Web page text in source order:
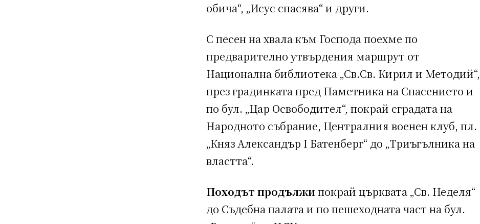
обича“, „Исус спасява“ и други.
С песен на хвала към Господа поехме по
предварително утвърдения маршрут от
Национална библиотека „Св.Св. Кирил и Методий“,
през градинката пред Паметника на Спасението и
по бул. „Цар Освободител“, покрай сградата на
Народното събрание, Централния военен клуб, пл.
„Княз Александър I Батенберг“ до „Триъгълника на
властта“.
Походът продължипокрай църквата „Св. Неделя“
до Съдебна палата и по пешеходната част на бул.